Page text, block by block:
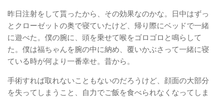
昨日注射をして貰ったから、その効果なのかな。日中はずっ
とクローゼットの奥で寝ていたけど、帰り際にベッドで一緒
に遊べた。僕の腕に、頭を乗せて喉をゴロゴロと鳴らして
た。僕は福ちゃんを腕の中に納め、覆いかぶさって一緒に寝
ている時が何より一番幸せ。昔から。
手術すれば取れないこともないのだろうけど、顔面の大部分
を失ってしまうこと、自力でご飯を食べられなくなってしま